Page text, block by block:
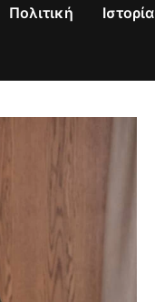
Πολιτική Ιστορία